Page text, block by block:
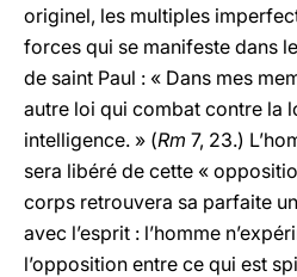
originel, les multiples
forces qui se manifeste dans
de saint Paul : « Dans mes
autre loi qui combat contre la
intelligence. » (Rm 7, 23.)
sera libéré de cette «
corps retrouvera sa parfaite
avec l’esprit : l’homme
l’opposition entre ce qui est